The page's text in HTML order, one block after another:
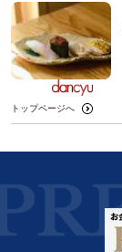
トップページへ